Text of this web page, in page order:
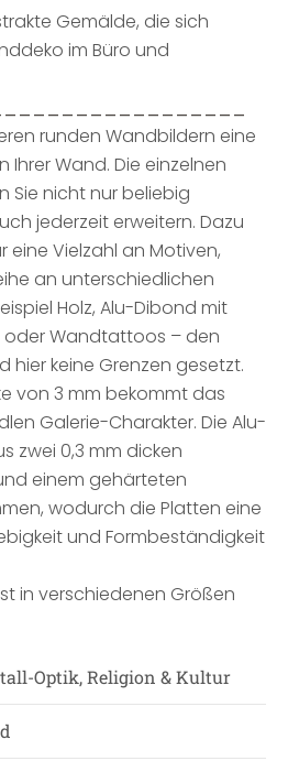
Gemälde, die sich
im Büro und
runden Wandbildern eine
Ihrer Wand. Die einzelnen
Sie nicht nur beliebig
jederzeit erweitern. Dazu
eine Vielzahl an Motiven,
an unterschiedlichen
Holz, Alu-Dibond mit
oder Wandtattoos – den
hier keine Grenzen gesetzt.
von 3 mm bekommt das
Galerie-Charakter. Die Alu-
zwei 0,3 mm dicken
einem gehärteten
wodurch die Platten eine
und Formbeständigkeit
in verschiedenen Größen
Optik, Religion & Kultur